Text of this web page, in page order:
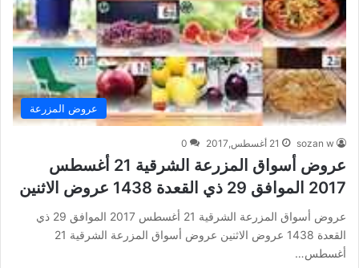
عروض المزرعة
sozan w 21 أغسطس,2017 0
عروض أسواق المزرعة الشرقية 21 أغسطس
2017 الموافق 29 ذي القعدة 1438 عروض الاثنين
عروض أسواق المزرعة الشرقية 21 أغسطس 2017 الموافق 29 ذي
القعدة 1438 عروض الاثنين عروض أسواق المزرعة الشرقية 21
أغسطس…